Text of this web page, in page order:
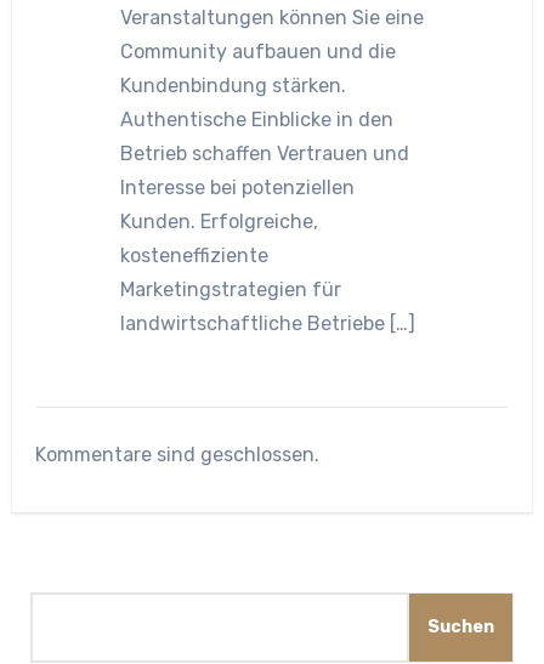
Veranstaltungen können Sie eine
Community aufbauen und die
Kundenbindung stärken.
Authentische Einblicke in den
Betrieb schaffen Vertrauen und
Interesse bei potenziellen
Kunden. Erfolgreiche,
kosteneffiziente
Marketingstrategien für
landwirtschaftliche Betriebe […]
Kommentare sind geschlossen.
Suchen